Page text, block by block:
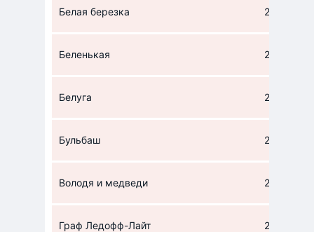
Белая березка 224
Беленькая 224
Белуга 224
Бульбаш 224,9
Володя и медведи 224
Граф Ледофф-Лайт 220